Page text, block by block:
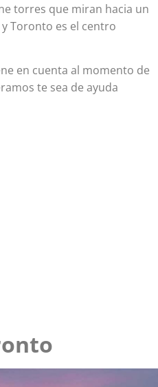
torres que miran hacia un
Toronto es el centro
en cuenta al momento de
te sea de ayuda